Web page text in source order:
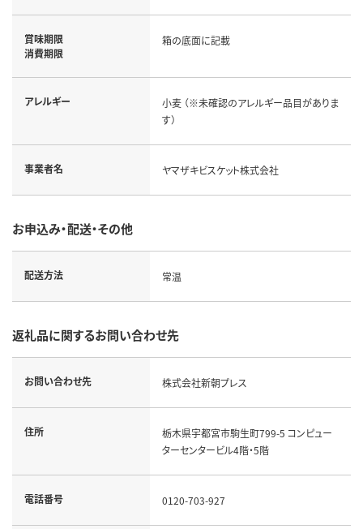
賞味期限
消費期限
箱の底面に記載
アレルギー
小麦 （※未確認のアレルギー品目がありま
す）
事業者名 ヤマザキビスケット株式会社
お申込み・配送・その他
配送方法 常温
返礼品に関するお問い合わせ先
お問い合わせ先 株式会社新朝プレス
住所
栃木県宇都宮市駒生町799-5 コンピュー
ターセンタービル4階・5階
電話番号 0120-703-927